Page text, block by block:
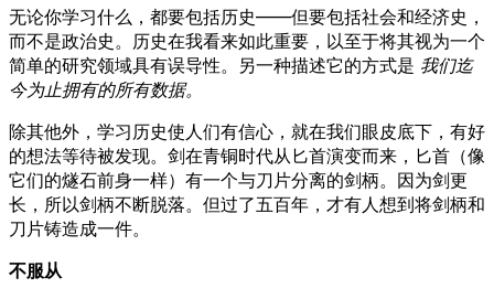
无论你学习什么，都要包括历史——但要包括社会和经济史，
而不是政治史。历史在我看来如此重要，以至于将其视为一个
简单的研究领域具有误导性。另一种描述它的方式是 我们迄
今为止拥有的所有数据。
除其他外，学习历史使人们有信心，就在我们眼皮底下，有好
的想法等待被发现。剑在青铜时代从匕首演变而来，匕首（像
它们的燧石前身一样）有一个与刀片分离的剑柄。因为剑更
长，所以剑柄不断脱落。但过了五百年，才有人想到将剑柄和
刀片铸造成一件。
不服从